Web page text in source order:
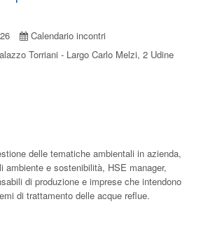
Calendario incontri
Torriani - Largo Carlo Melzi, 2 Udine
delle tematiche ambientali in azienda,
ambiente e sostenibilità, HSE manager,
di produzione e imprese che intendono
di trattamento delle acque reflue.